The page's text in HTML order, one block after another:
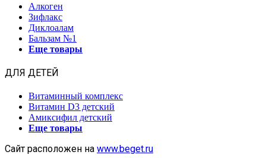
Алкоген
Зифлакс
Диклоалам
Бальзам №1
Еще товары
ДЛЯ ДЕТЕЙ
Витаминный комплекс
Витамин D3 детский
Амиксифил детский
Еще товары
Сайт расположен на www.beget.ru